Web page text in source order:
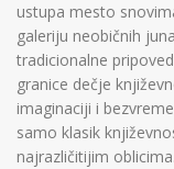
ustupa mesto
galeriju neobičnih
tradicionalne
granice dečje
imaginaciji i
samo klasik
najrazličitijim oblicima.